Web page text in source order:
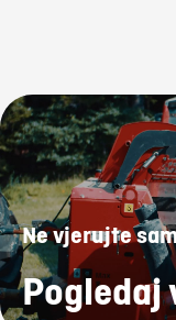
Ne vjerujte
Pogledaj